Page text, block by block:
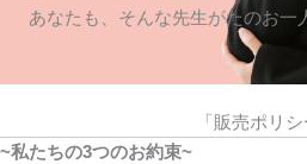
あなたも、そんな先生がたのお一
「販売ポリシ
~私たちの3つのお約束~